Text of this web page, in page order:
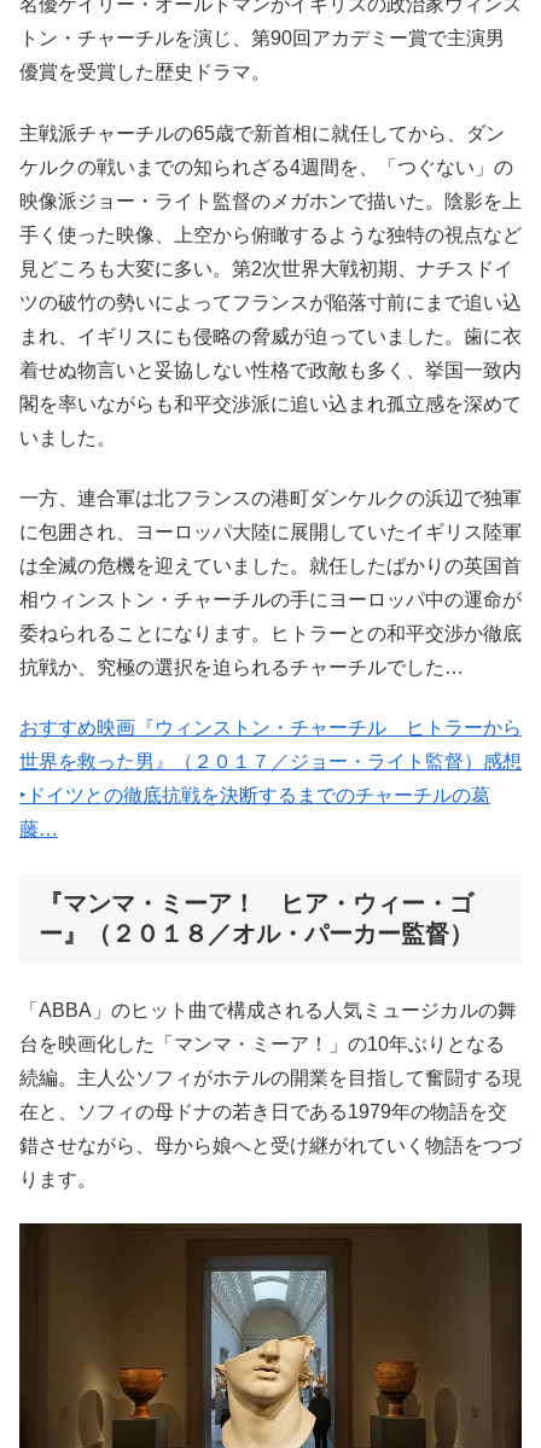
名優ゲイリー・オールドマンがイギリスの政治家ウィンス
トン・チャーチルを演じ、第90回アカデミー賞で主演男
優賞を受賞した歴史ドラマ。
主戦派チャーチルの65歳で新首相に就任してから、ダン
ケルクの戦いまでの知られざる4週間を、「つぐない」の
映像派ジョー・ライト監督のメガホンで描いた。陰影を上
手く使った映像、上空から俯瞰するような独特の視点など
見どころも大変に多い。第2次世界大戦初期、ナチスドイ
ツの破竹の勢いによってフランスが陥落寸前にまで追い込
まれ、イギリスにも侵略の脅威が迫っていました。歯に衣
着せぬ物言いと妥協しない性格で政敵も多く、挙国一致内
閣を率いながらも和平交渉派に追い込まれ孤立感を深めて
いました。
一方、連合軍は北フランスの港町ダンケルクの浜辺で独軍
に包囲され、ヨーロッパ大陸に展開していたイギリス陸軍
は全滅の危機を迎えていました。就任したばかりの英国首
相ウィンストン・チャーチルの手にヨーロッパ中の運命が
委ねられることになります。ヒトラーとの和平交渉か徹底
抗戦か、究極の選択を迫られるチャーチルでした…
おすすめ映画『ウィンストン・チャーチル ヒトラーから
世界を救った男』（２０１７／ジョー・ライト監督）感想
‣ドイツとの徹底抗戦を決断するまでのチャーチルの葛
藤…
『マンマ・ミーア！ ヒア・ウィー・ゴ
ー』（２０１８／オル・パーカー監督）
「ABBA」のヒット曲で構成される人気ミュージカルの舞
台を映画化した「マンマ・ミーア！」の10年ぶりとなる
続編。主人公ソフィがホテルの開業を目指して奮闘する現
在と、ソフィの母ドナの若き日である1979年の物語を交
錯させながら、母から娘へと受け継がれていく物語をつづ
ります。